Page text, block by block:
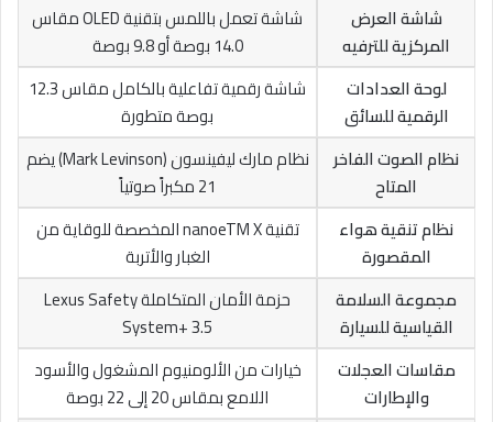
شاشة العرض
المركزية للترفيه
شاشة تعمل باللمس بتقنية OLED مقاس
14.0 بوصة أو 9.8 بوصة
لوحة العدادات
الرقمية للسائق
شاشة رقمية تفاعلية بالكامل مقاس 12.3
بوصة متطورة
نظام الصوت الفاخر
المتاح
نظام مارك ليفينسون (Mark Levinson) يضم
21 مكبراً صوتياً
نظام تنقية هواء
المقصورة
تقنية nanoeTM X المخصصة للوقاية من
الغبار والأتربة
مجموعة السلامة
القياسية للسيارة
حزمة الأمان المتكاملة Lexus Safety
System+ 3.5
مقاسات العجلات
والإطارات
خيارات من الألومنيوم المشغول والأسود
اللامع بمقاس 20 إلى 22 بوصة